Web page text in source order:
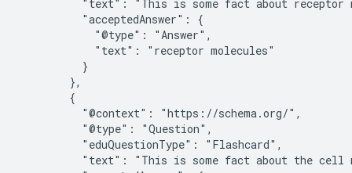
"text": "This is some fact about receptor
          "acceptedAnswer": {
            "@type": "Answer",
            "text": "receptor molecules"
          }
        },
        {
          "@context": "https://schema.org/",
          "@type": "Question",
          "eduQuestionType": "Flashcard",
"text": "This is some fact about the cell